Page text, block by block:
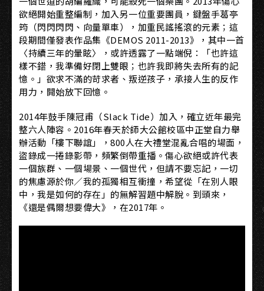
欲絕開始重整編制，加入另一位重要團員，鍵盤手葛亭
筠（閃閃閃閃、向量單車），加重民謠搖滾的元素；這
段期間僅發表作品集《DEMOS 2011-2013》，其中一首
〈持續三年的暈眩〉，或許透露了一點端倪：「也許這
樣不錯，我準備好閉上雙眼；也許我即將失去所有的記
憶。」欲求不滿的苛求者、叛逆孩子，承接人生的反作
用力，開始放下回憶。
2014年鼓手陳冠甫（Slack Tide）加入，確立近年最完
整六人陣容。2016年春天於師大公館校區中正堂自力舉
辦活動「樓下聯誼」，800人在大禮堂混亂合唱的場面，
盜錄成一捲錄影帶，頻繁倒帶重播。傷心欲絕或許代表
一個族群、一個場景、一個世代，但請不要忘記，一切
的焦慮源於你／我的孤獨相互衝撞，希望從「在別人眼
中，我是如何的存在」的無解習題中解脫。到頭來，
《還是偶爾想要偉大》，在2017年。